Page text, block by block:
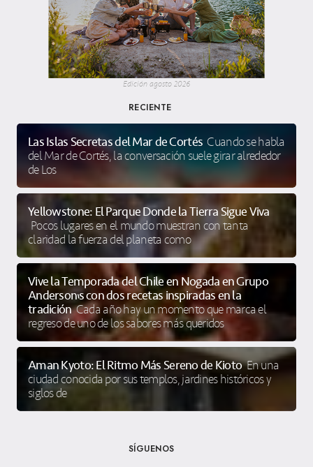
Edición agosto 2026
RECIENTE
Las Islas Secretas del Mar de Cortés Cuando se habla
del Mar de Cortés, la conversación suele girar alrededor
de Los
Yellowstone: El Parque Donde la Tierra Sigue Viva
Pocos lugares en el mundo muestran con tanta
claridad la fuerza del planeta como
Vive la Temporada del Chile en Nogada en Grupo
Anderson’s con dos recetas inspiradas en la
tradición Cada año hay un momento que marca el
regreso de uno de los sabores más queridos
Aman Kyoto: El Ritmo Más Sereno de Kioto En una
ciudad conocida por sus templos, jardines históricos y
siglos de
SÍGUENOS